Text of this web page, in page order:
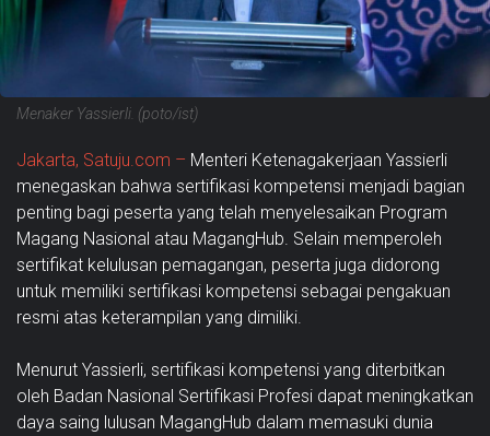
Menaker Yassierli. (poto/ist)
Jakarta, Satuju.com – Menteri Ketenagakerjaan Yassierli
menegaskan bahwa sertifikasi kompetensi menjadi bagian
penting bagi peserta yang telah menyelesaikan Program
Magang Nasional atau MagangHub. Selain memperoleh
sertifikat kelulusan pemagangan, peserta juga didorong
untuk memiliki sertifikasi kompetensi sebagai pengakuan
resmi atas keterampilan yang dimiliki.
Menurut Yassierli, sertifikasi kompetensi yang diterbitkan
oleh Badan Nasional Sertifikasi Profesi dapat meningkatkan
daya saing lulusan MagangHub dalam memasuki dunia